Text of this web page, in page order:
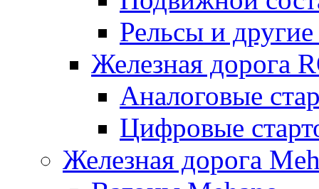
Рельсы и
Железная дорога
Аналоговые
Цифровые
Железная дорога